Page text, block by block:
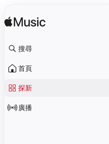
搜尋
首頁
探新
廣播